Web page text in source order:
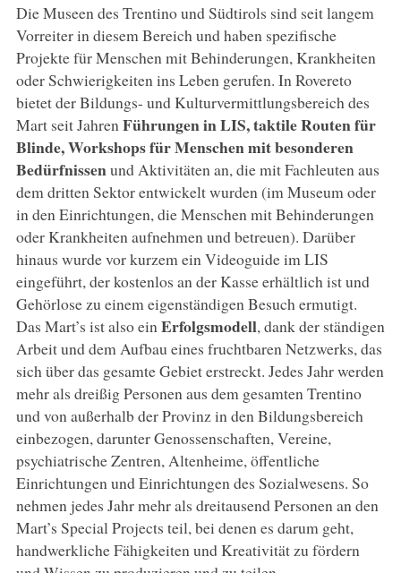
Die Museen des Trentino und Südtirols sind seit langem
Vorreiter in diesem Bereich und haben spezifische
Projekte für Menschen mit Behinderungen, Krankheiten
oder Schwierigkeiten ins Leben gerufen. In Rovereto
bietet der Bildungs- und Kulturvermittlungsbereich des
Mart seit Jahren Führungen in LIS, taktile Routen für
Blinde, Workshops für Menschen mit besonderen
Bedürfnissenund Aktivitäten an, die mit Fachleuten aus
dem dritten Sektor entwickelt wurden (im Museum oder
in den Einrichtungen, die Menschen mit Behinderungen
oder Krankheiten aufnehmen und betreuen). Darüber
hinaus wurde vor kurzem ein Videoguide im LIS
eingeführt, der kostenlos an der Kasse erhältlich ist und
Gehörlose zu einem eigenständigen Besuch ermutigt.
Das Mart’s ist also ein Erfolgsmodell, dank der ständigen
Arbeit und dem Aufbau eines fruchtbaren Netzwerks, das
sich über das gesamte Gebiet erstreckt. Jedes Jahr werden
mehr als dreißig Personen aus dem gesamten Trentino
und von außerhalb der Provinz in den Bildungsbereich
einbezogen, darunter Genossenschaften, Vereine,
psychiatrische Zentren, Altenheime, öffentliche
Einrichtungen und Einrichtungen des Sozialwesens. So
nehmen jedes Jahr mehr als dreitausend Personen an den
Mart’s Special Projects teil, bei denen es darum geht,
handwerkliche Fähigkeiten und Kreativität zu fördern